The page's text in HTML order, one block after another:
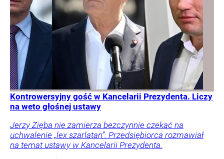
Kontrowersyjny gość w Kancelarii Prezydenta. Liczy
na weto głośnej ustawy
Jerzy Zięba nie zamierza bezczynnie czekać na
uchwalenie „lex szarlatan”. Przedsiębiorca rozmawiał
na temat ustawy w Kancelarii Prezydenta.